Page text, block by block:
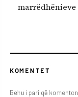
marrëdhënieve
KOMENTET
Bëhu i pari që